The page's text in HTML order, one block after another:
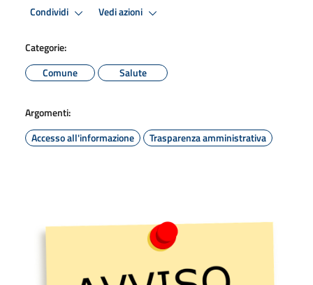
Condividi Vedi azioni
Categorie:
Comune
Salute
Argomenti:
Accesso all'informazione
Trasparenza amministrativa